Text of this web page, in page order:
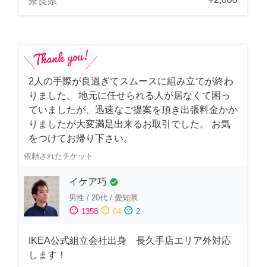
2人の手際が良過ぎてスムースに組み立てが終わ
りました。 地元に任せられる人が居なくて困っ
ていましたが、迅速なご提案を頂き出張料金かか
りましたが大変満足出来るお取引でした。 お気
をつけてお帰り下さい。
依頼されたチケット
イケア巧 check_circle
男性 / 20代 / 愛知県
sentiment_satisfied 1358 sentiment_neutral 64 sentiment_dissatisfied 2
IKEA公式組立会社出身 長久手店エリア外対応
します！